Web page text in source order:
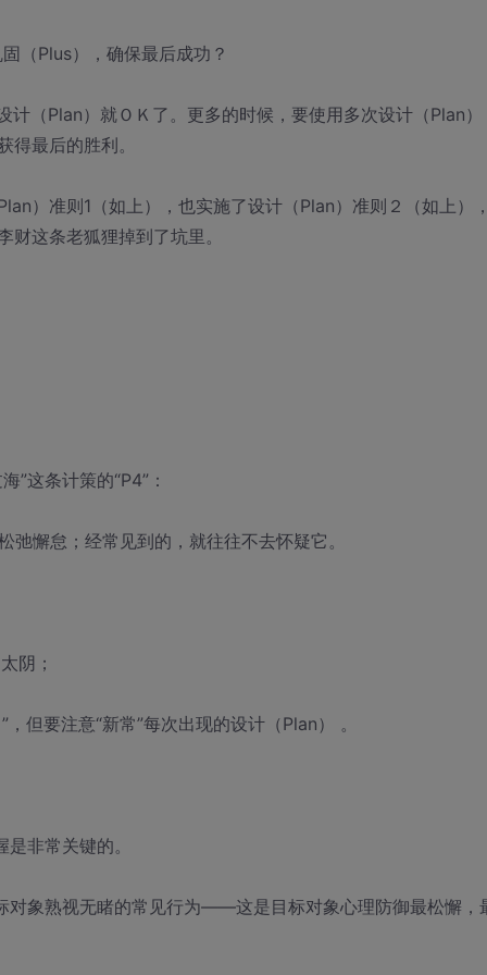
（Plus），确保最后成功？
（Plan）就ＯＫ了。更多的时候，要使用多次设计（Plan）
最后的胜利。
）准则1（如上），也实施了设计（Plan）准则２（如上）
这条老狐狸掉到了坑里。
”这条计策的“P4”：
懈怠；经常见到的，就往往不去怀疑它。
阴；
但要注意“新常”每次出现的设计（Plan） 。
非常关键的。
对象熟视无睹的常见行为——这是目标对象心理防御最松懈，